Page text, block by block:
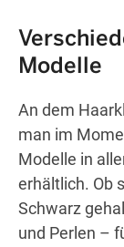
Modelle
An dem
man im
Modelle in
erhältlich. Ob
Schwarz
und Perlen –